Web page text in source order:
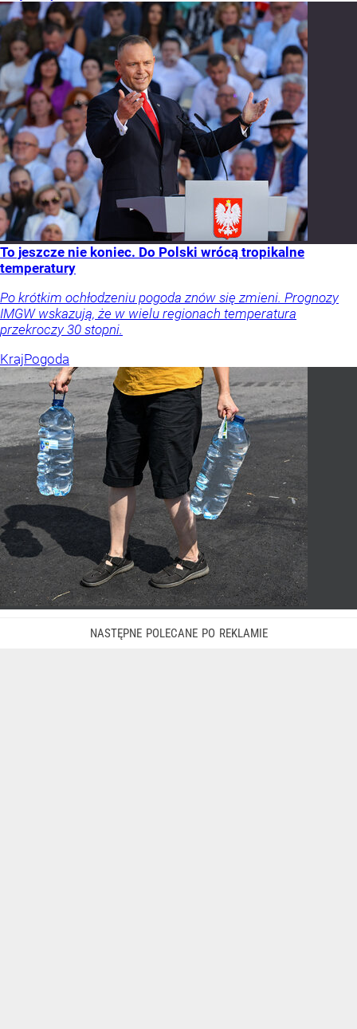
To jeszcze nie koniec. Do Polski wrócą tropikalne
temperatury
Po krótkim ochłodzeniu pogoda znów się zmieni. Prognozy
IMGW wskazują, że w wielu regionach temperatura
przekroczy 30 stopni.
KrajPogoda